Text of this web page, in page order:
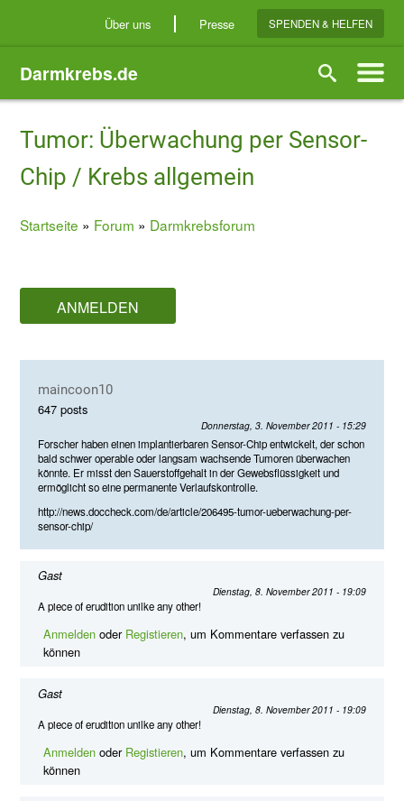
Über uns Presse SPENDEN & HELFEN
Darmkrebs.de
Tumor: Überwachung per Sensor-
Chip / Krebs allgemein
Startseite Forum Darmkrebsforum
ANMELDEN
maincoon10
647 posts
Donnerstag, 3. November 2011 - 15:29
Forscher haben einen implantierbaren Sensor-Chip entwickelt, der schon
bald schwer operable oder langsam wachsende Tumoren überwachen
könnte. Er misst den Sauerstoffgehalt in der Gewebsflüssigkeit und
ermöglicht so eine permanente Verlaufskontrolle.
http://news.doccheck.com/de/article/206495-tumor-ueberwachung-per-
sensor-chip/
Gast
Dienstag, 8. November 2011 - 19:09
A piece of erudition unilke any other!
Anmelden oder Registieren, um Kommentare verfassen zu
können
Gast
Dienstag, 8. November 2011 - 19:09
A piece of erudition unilke any other!
Anmelden oder Registieren, um Kommentare verfassen zu
können